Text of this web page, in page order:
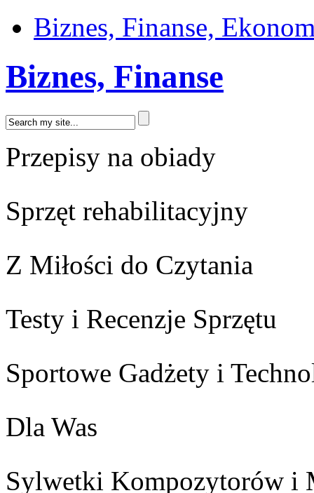
Biznes, Finanse,
Biznes, Finanse
Przepisy na obiady
Sprzęt rehabilitacyjny
Z Miłości do Czytania
Testy i Recenzje Sprzętu
Sportowe Gadżety i
Dla Was
Sylwetki Kompozytorów i